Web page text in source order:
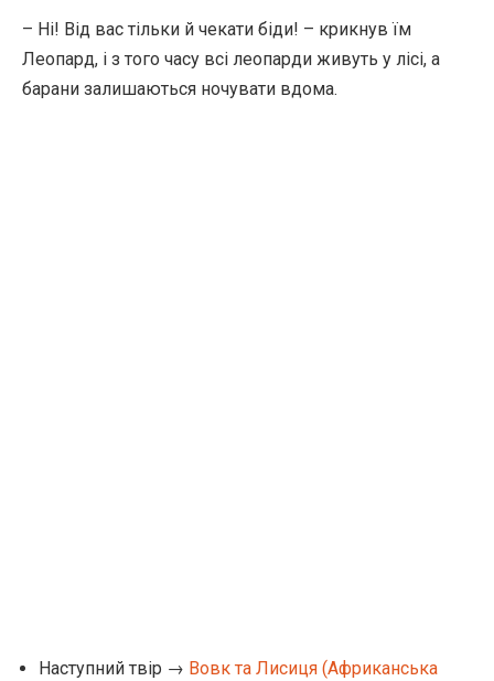
– Ні! Від вас тільки й чекати біди! – крикнув їм
Леопард, і з того часу всі леопарди живуть у лісі, а
барани залишаються ночувати вдома.
Наступний твір → Вовк та Лисиця (Африканська